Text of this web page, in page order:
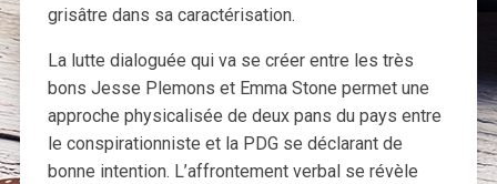
grisâtre dans sa caractérisation.
La lutte dialoguée qui va se créer entre les très
bons Jesse Plemons et Emma Stone permet une
approche physicalisée de deux pans du pays entre
le conspirationniste et la PDG se déclarant de
bonne intention. L’affrontement verbal se révèle